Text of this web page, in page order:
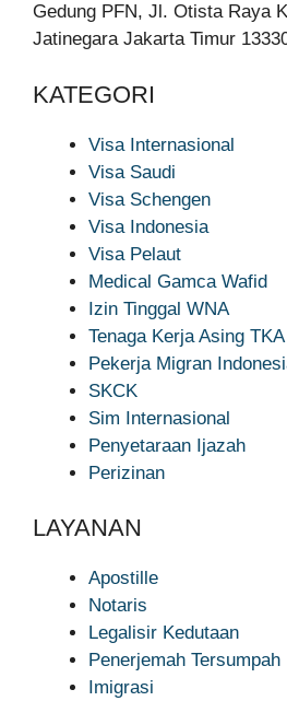
Gedung PFN, Jl. Otista Raya
Jatinegara Jakarta Timur
KATEGORI
Visa Internasional
Visa Saudi
Visa Schengen
Visa Indonesia
Visa Pelaut
Medical Gamca Wafid
Izin Tinggal WNA
Tenaga Kerja Asing TKA
Pekerja Migran
SKCK
Sim Internasional
Penyetaraan Ijazah
Perizinan
LAYANAN
Apostille
Notaris
Legalisir Kedutaan
Penerjemah Tersumpah
Imigrasi